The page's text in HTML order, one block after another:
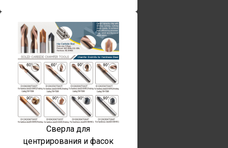
Сверла для
центрирования и фасок